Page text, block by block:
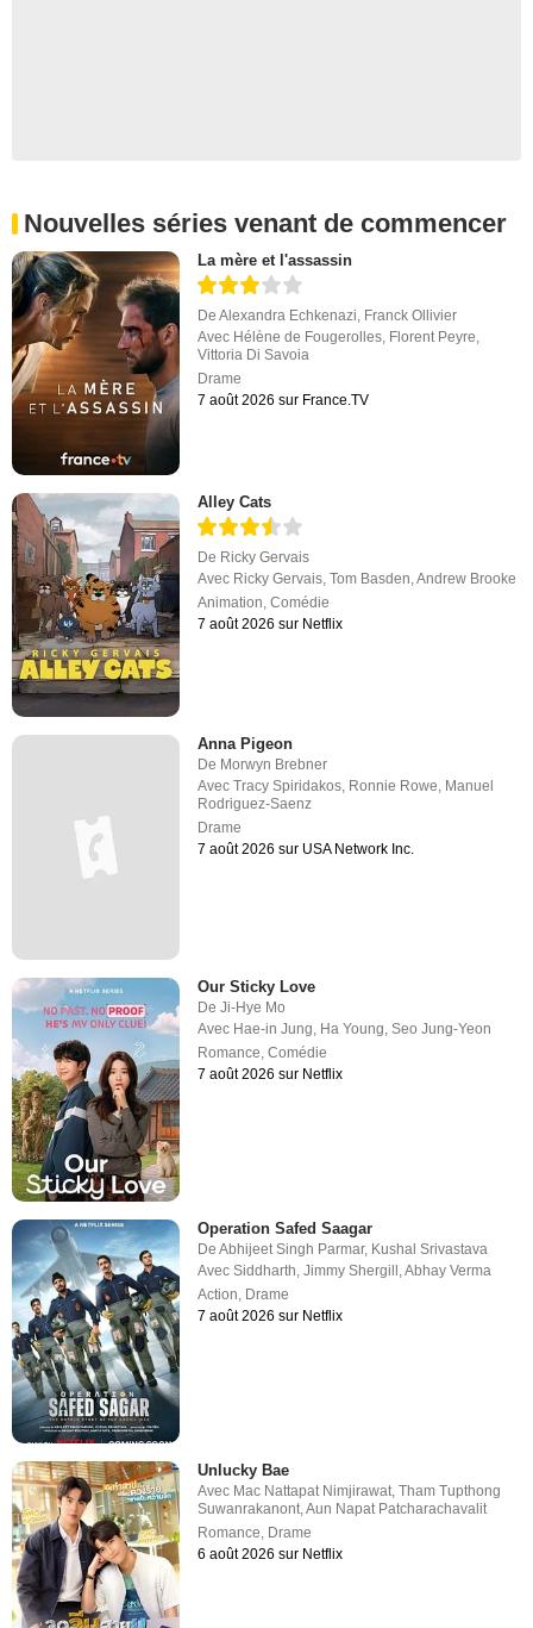
Nouvelles séries venant de commencer
La mère et l'assassin
DeAlexandra Echkenazi, Franck Ollivier
Avec Hélène de Fougerolles, Florent Peyre,
Vittoria Di Savoia
Drame
7 août 2026 sur France.TV
Alley Cats
De Ricky Gervais
Avec Ricky Gervais,Tom Basden,Andrew Brooke
Animation,Comédie
7 août 2026 sur Netflix
Anna Pigeon
De Morwyn Brebner
AvecTracy Spiridakos, Ronnie Rowe, Manuel
Rodriguez-Saenz
Drame
7 août 2026 sur USA Network Inc.
Our Sticky Love
DeJi-Hye Mo
Avec Hae-in Jung Ha Young ,Seo Jung-Yeon
Romance ,Comédie
7 août 2026 sur Netflix
Operation Safed Saagar
DeAbhijeet Singh Parmar, Kushal Srivastava
AvecSiddharth,Jimmy Shergill ,Abhay Verma
Action, Drame
7 août 2026 sur Netflix
Unlucky Bae
Avec Mac Nattapat Nimjirawat,Tham Tupthong
Suwanrakanont,Aun Napat Patcharachavalit
Romance, Drame
6 août 2026 sur Netflix